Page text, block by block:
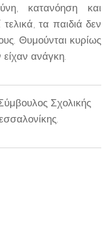
κατανόηση και
τα παιδιά δεν
Θυμούνται κυρίως
ανάγκη.
Σχολικής